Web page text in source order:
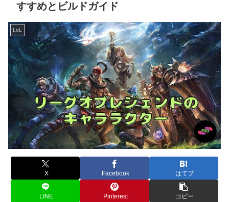
すすめとビルドガイド
LoL
X Facebook はてブ
LINE Pinterest コピー